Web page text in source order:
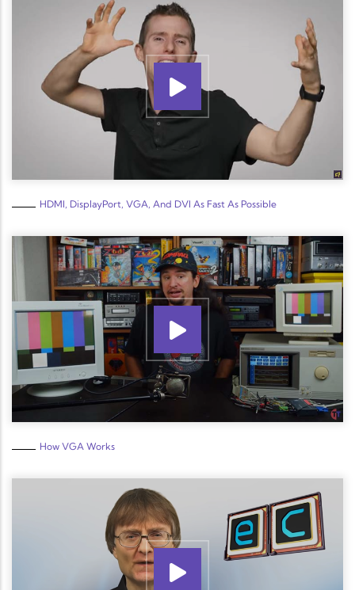
HDMI, DisplayPort, VGA, And DVI As Fast As Possible
How VGA Works